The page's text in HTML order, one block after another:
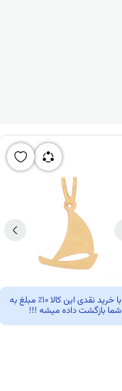
با خرید نقدی این کالا 10٪ مبلغ به
شما بازگشت داده میشه !!!